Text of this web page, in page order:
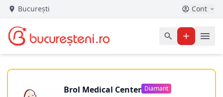
București Cont
Brol Medical Center Diamant